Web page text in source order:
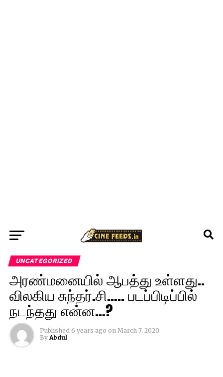
UNCATEGORIZED
அரண்மனையில் ஆபத்து உள்ளது..
விலகிய சுந்தர்.சி….. படப்பிடிப்பில்
நடந்தது என்ன…?
Published 6 years ago on March 7, 2020
By Abdul